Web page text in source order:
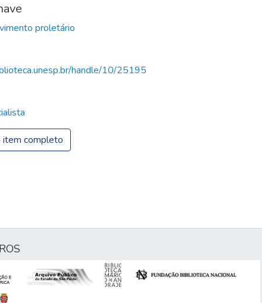
proletário
handle/10/25195
item completo